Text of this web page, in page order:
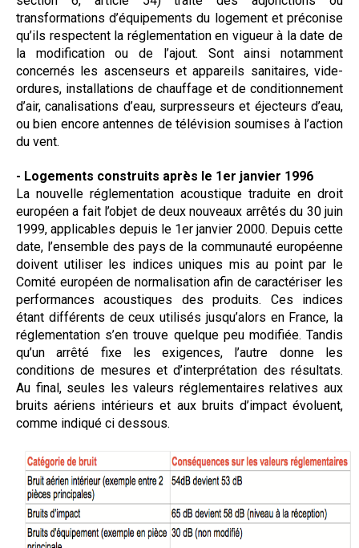
transformations d’équipements du logement et préconise
qu’ils respectent la réglementation en vigueur à la date de
la modification ou de l’ajout. Sont ainsi notamment
concernés les ascenseurs et appareils sanitaires, vide-
ordures, installations de chauffage et de conditionnement
d’air, canalisations d’eau, surpresseurs et éjecteurs d’eau,
ou bien encore antennes de télévision soumises à l’action
du vent.
- Logements construits après le 1er janvier 1996
La nouvelle réglementation acoustique traduite en droit
européen a fait l’objet de deux nouveaux arrêtés du 30 juin
1999, applicables depuis le 1er janvier 2000. Depuis cette
date, l’ensemble des pays de la communauté européenne
doivent utiliser les indices uniques mis au point par le
Comité européen de normalisation afin de caractériser les
performances acoustiques des produits. Ces indices
étant différents de ceux utilisés jusqu’alors en France, la
réglementation s’en trouve quelque peu modifiée. Tandis
qu’un arrêté fixe les exigences, l’autre donne les
conditions de mesures et d’interprétation des résultats.
Au final, seules les valeurs réglementaires relatives aux
bruits aériens intérieurs et aux bruits d’impact évoluent,
comme indiqué ci dessous.